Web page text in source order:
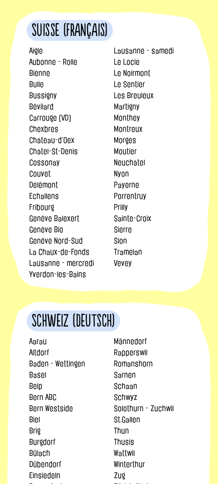
Suisse (français)
Aigle
Aubonne - Rolle
Bienne
Bulle
Bussigny
Bévilard
Carrouge (VD)
Chexbres
Château-d’Oex
Châtel-St-Denis
Cossonay
Couvet
Delémont
Echallens
Fribourg
Genève Balexert
Genève Bio
Genève Nord-Sud
La Chaux-de-Fonds
Lausanne - mercredi
Lausanne - samedi
Le Locle
Le Noirmont
Le Sentier
Les Breuleux
Martigny
Monthey
Montreux
Morges
Moutier
Neuchâtel
Nyon
Payerne
Porrentruy
Prilly
Sainte-Croix
Sierre
Sion
Tramelan
Vevey
Yverdon-les-Bains
Schweiz (Deutsch)
Aarau
Altdorf
Baden - Wettingen
Basel
Belp
Bern ABC
Bern Westside
Biel
Brig
Burgdorf
Bülach
Dübendorf
Einsiedeln
Männedorf
Rapperswil
Romanshorn
Sarnen
Schaan
Schwyz
Solothurn - Zuchwil
St.Gallen
Thun
Thusis
Wattwil
Winterthur
Zug